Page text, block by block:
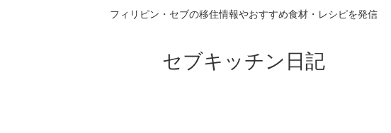
フィリピン・セブの移住情報やおすすめ食材・レシピを発信
セブキッチン日記